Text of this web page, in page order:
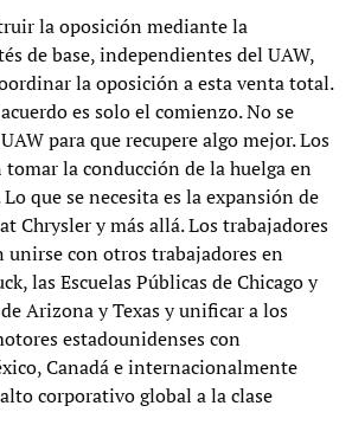
la oposición mediante la
de base, independientes del UAW,
la oposición a esta venta total.
es solo el comienzo. No se
para que recupere algo mejor. Los
la conducción de la huelga en
que se necesita es la expansión de
Chrysler y más allá. Los trabajadores
unirse con otros trabajadores en
las Escuelas Públicas de Chicago y
Arizona y Texas y unificar a los
estadounidenses con
Canadá e internacionalmente
corporativo global a la clase